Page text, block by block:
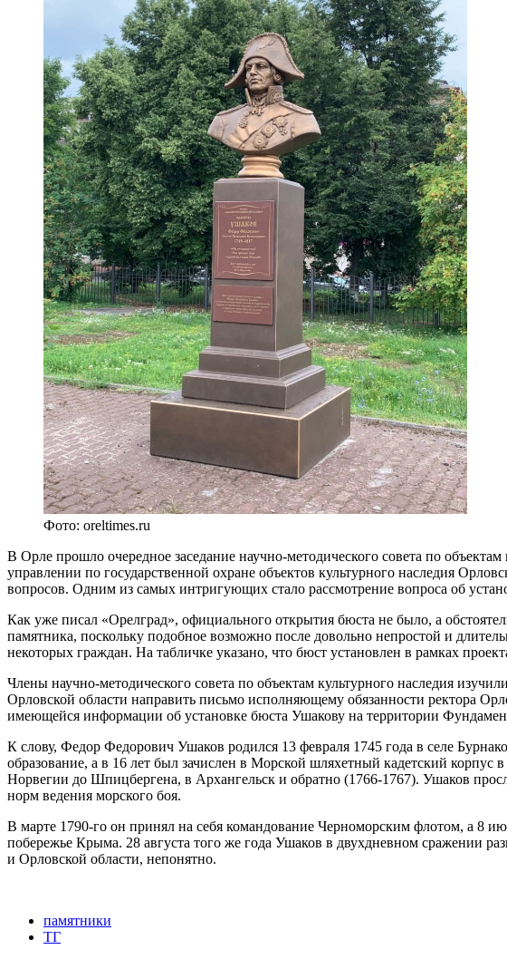
Фото: oreltimes.ru
В Орле прошло очередное заседание научно-методического совета по
управлении по государственной охране объектов культурного наследия
вопросов. Одним из самых интригующих стало рассмотрение вопроса об
Как уже писал «Орелград», официального открытия бюста не было, а
памятника, поскольку подобное возможно после довольно непростой и
некоторых граждан. На табличке указано, что бюст установлен в рамках
Члены научно-методического совета по объектам культурного наследия
Орловской области направить письмо исполняющему обязанности ректора
имеющейся информации об установке бюста Ушакову на территории
К слову, Федор Федорович Ушаков родился 13 февраля 1745 года в селе
образование, а в 16 лет был зачислен в Морской шляхетный кадетский
Норвегии до Шпицбергена, в Архангельск и обратно (1766-1767). Ушаков
норм ведения морского боя.
В марте 1790-го он принял на себя командование Черноморским флотом, а 8
побережье Крыма. 28 августа того же года Ушаков в двухдневном сражении
и Орловской области, непонятно.
памятники
ТГ